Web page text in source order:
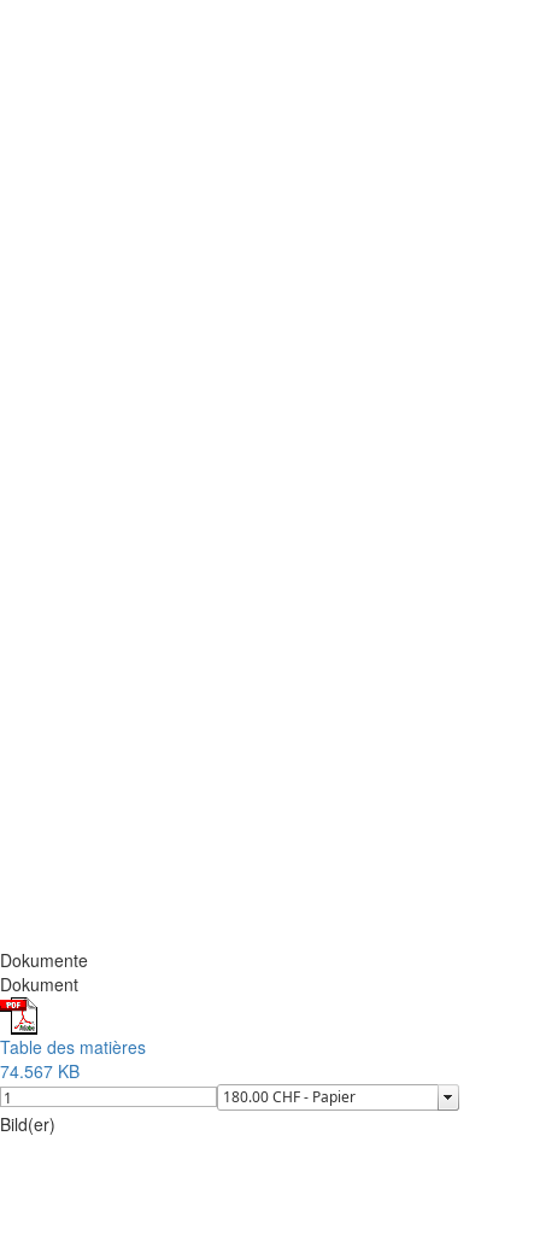
Dokumente
Dokument
Table des matières
74.567 KB
Bild(er)